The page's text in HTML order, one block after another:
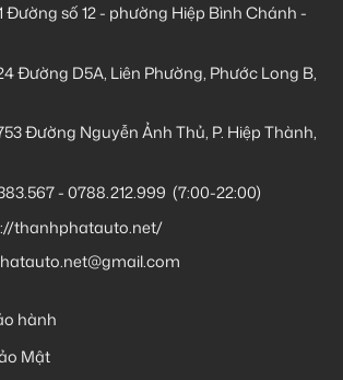
Đường số 12 - phường Hiệp Bình Chánh -
Đường D5A, Liên Phường, Phước Long B,
Đường Nguyễn Ảnh Thủ, P. Hiệp Thành,
-0788.212.999 (7:00-22:00)
thanhphatauto.net/
hành
Mật